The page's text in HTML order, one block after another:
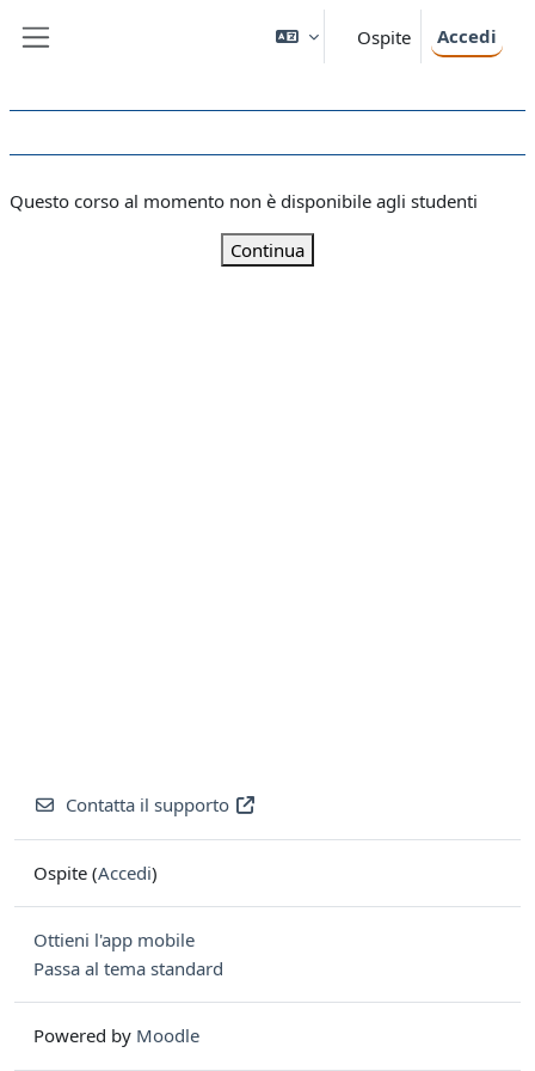
Ospite Accedi
Questo corso al momento non è disponibile agli studenti
Continua
Contatta il supporto
Ospite (Accedi)
Ottieni l'app mobile
Passa al tema standard
Powered by Moodle